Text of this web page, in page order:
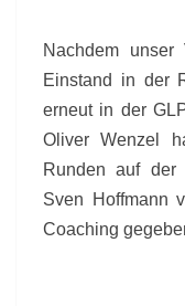
Nachdem
Einstand in der
erneut in der
Oliver Wenzel
Runden auf der
Sven Hoffmann
Coaching